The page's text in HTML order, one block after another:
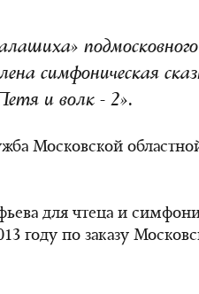
подмосковного
симфоническая
и волк - 2».
Московской
для чтеца и
году по заказу